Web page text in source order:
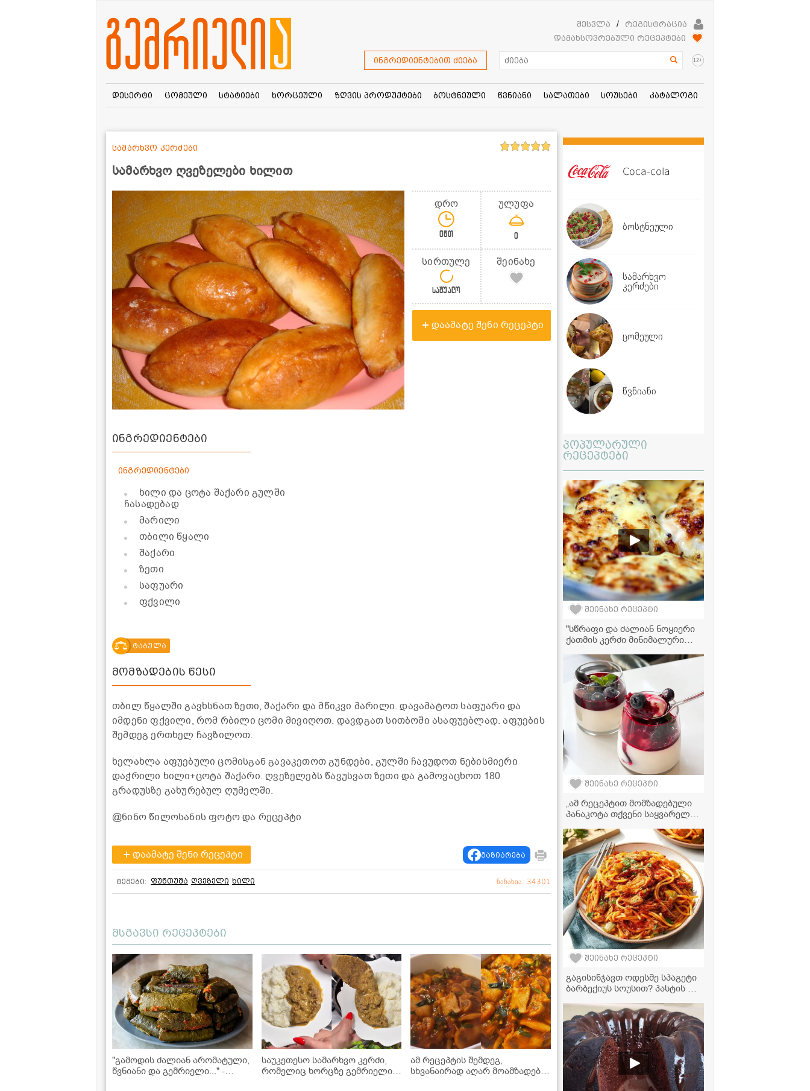
შესვლა /
რეგისტრაცია
დამახსოვრებული რეცეპტები
ინგრედიენტებით ძიება 12+
დესერტი ცომეული სტატიები ხორცეული ზღვის პროდუქტები ბოსტნეული წვნიანი სალათები სოუსები კატალოგი
სამარხვო ღვეზელები ხილით
სამარხვო კერძები
დრო
0წთ
ულუფა
0
სირთულე
საშუალო
შეინახე
დაამატე შენი რეცეპტი
ინგრედიენტები
ინგრედიენტები
ხილი და ცოტა შაქარი გულში
ჩასადებად
მარილი
თბილი წყალი
შაქარი
ზეთი
საფუარი
ფქვილი
ტაბულა
მომზადების წესი
თბილ წყალში გავხსნათ ზეთი, შაქარი და მწიკვი მარილი. დავამატოთ საფუარი და
იმდენი ფქვილი, რომ რბილი ცომი მივიღოთ. დავდგათ სითბოში ასაფუებლად. აფუების
შემდეგ ერთხელ ჩავზილოთ.
ხელახლა აფუებული ცომისგან გავაკეთოთ გუნდები, გულში ჩავუდოთ ნებისმიერი
დაჭრილი ხილი+ცოტა შაქარი. ღვეზელებს წავუსვათ ზეთი და გამოვაცხოთ 180
გრადუსზე გახურებულ ღუმელში.
@ნინო წილოსანის ფოტო და რეცეპტი
დაამატე შენი რეცეპტი გაზიარება
ტეგები: ფუნთუშა ღვეზელი ხილი ნანახია: 34301
მსგავსი რეცეპტები
"გამოდის ძალიან არომატული,
წვნიანი და გემრიელი..." -
საუკეთესო სამარხვო კერძი,
რომელიც ხორცზე გემრიელია!
ამ რეცეპტის შემდეგ,
სხვანაირად აღარ მოამზადებთ!
Coca-cola
ბოსტნეული
სამარხვო
კერძები
ცომეული
წვნიანი
პოპულარული
რეცეპტები
შეინახე რეცეპტი
"სწრაფი და ძალიან ნოყიერი
ქათმის კერძი მინიმალური
მკითხველის ვიდეორეცეპტი
შეინახე რეცეპტი
„ამ რეცეპტით მომზადებული
პანაკოტა თქვენი საყვარელი
მკითხველის რეცეპტი
შეინახე რეცეპტი
გაგისინჯავთ ოდესმე სპაგეტი
ბარბექიუს სოუსით? პასტის ეს
ვახშამი გახდება